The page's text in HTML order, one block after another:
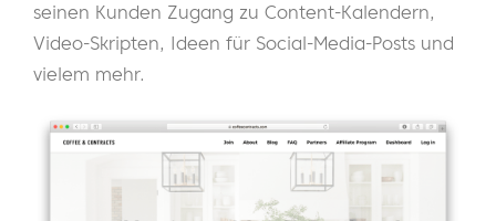
seinen Kunden Zugang zu Content-Kalendern,
Video-Skripten, Ideen für Social-Media-Posts und
vielem mehr.